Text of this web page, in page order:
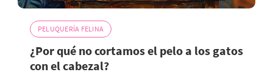
PELUQUERÍA FELINA
¿Por qué no cortamos el pelo a los gatos
con el cabezal?